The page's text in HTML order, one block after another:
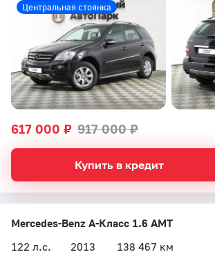
617 000 ₽ 917 000 ₽
Центральная стоянка
Купить в кредит
Mercedes-Benz A-Класс 1.6 AMT
122 л.с.
2013
138 467 км